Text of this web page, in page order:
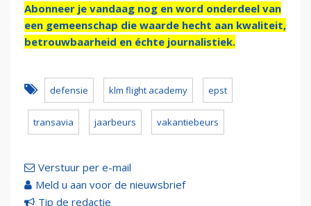
Abonneer je vandaag nog en word onderdeel van
een gemeenschap die waarde hecht aan kwaliteit,
betrouwbaarheid en échte journalistiek.
defensie klm flight academy epst
transavia jaarbeurs vakantiebeurs
Verstuur per e-mail
Meld u aan voor de nieuwsbrief
Tip de redactie